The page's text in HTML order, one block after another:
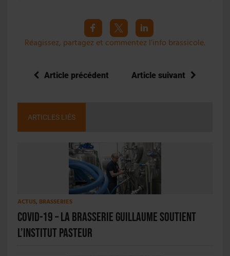
Réagissez, partagez et commentez l’info brassicole.
Article précédent Article suivant
ARTICLES LIÉS
ACTUS, BRASSERIES
Covid-19 – La Brasserie Guillaume soutient
l’Institut Pasteur